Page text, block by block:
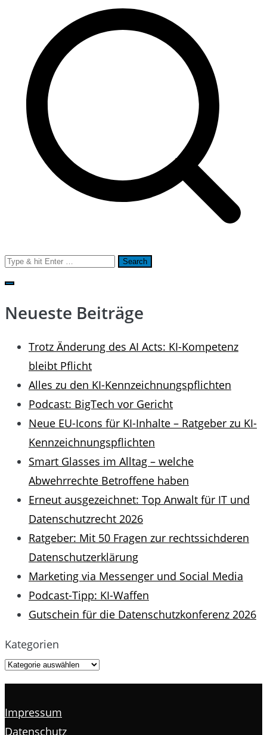
Search
for:
Neueste Beiträge
Trotz Änderung des AI Acts: KI-Kompetenz
bleibt Pflicht
Alles zu den KI-Kennzeichnungspflichten
Podcast: BigTech vor Gericht
Neue EU-Icons für KI-Inhalte – Ratgeber zu KI-
Kennzeichnungspflichten
Smart Glasses im Alltag – welche
Abwehrrechte Betroffene haben
Erneut ausgezeichnet: Top Anwalt für IT und
Datenschutzrecht 2026
Ratgeber: Mit 50 Fragen zur rechtssichderen
Datenschutzerklärung
Marketing via Messenger und Social Media
Podcast-Tipp: KI-Waffen
Gutschein für die Datenschutzkonferenz 2026
Kategorien
Impressum
Datenschutz